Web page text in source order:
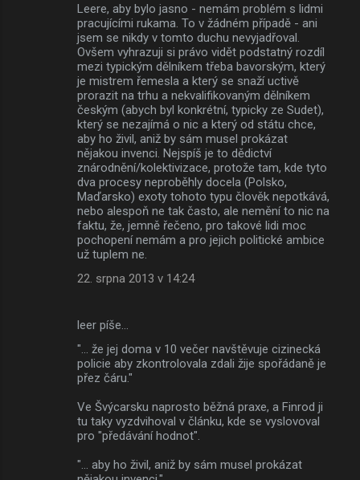
Leere, aby bylo jasno - nemám problém s lidmi
pracujícími rukama. To v žádném případě - ani
jsem se nikdy v tomto duchu nevyjadřoval.
Ovšem vyhrazuji si právo vidět podstatný rozdíl
mezi typickým dělníkem třeba bavorským, který
je mistrem řemesla a který se snaží uctivě
prorazit na trhu a nekvalifikovaným dělníkem
českým (abych byl konkrétní, typicky ze Sudet),
který se nezajímá o nic a který od státu chce,
aby ho živil, aniž by sám musel prokázat
nějakou invenci. Nejspíš je to dědictví
znárodnění/kolektivizace, protože tam, kde tyto
dva procesy neproběhly docela (Polsko,
Maďarsko) exoty tohoto typu člověk nepotkává,
nebo alespoň ne tak často, ale nemění to nic na
faktu, že, jemně řečeno, pro takové lidi moc
pochopení nemám a pro jejich politické ambice
už tuplem ne.
22. srpna 2013 v 14:24
leer píše…
"... že jej doma v 10 večer navštěvuje cizinecká
policie aby zkontrolovala zdali žije spořádaně je
přez čáru."
Ve Švýcarsku naprosto běžná praxe, a Finrod ji
tu taky vyzdvihoval v článku, kde se vyslovoval
pro "předávání hodnot".
"... aby ho živil, aniž by sám musel prokázat